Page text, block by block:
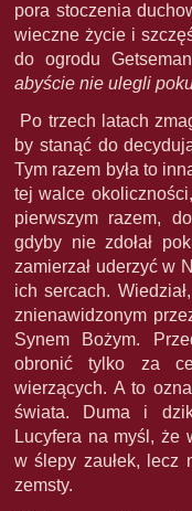
pora stoczenia
wieczne życie i
do ogrodu
abyście nie ulegli
Po trzech latach
by stanąć do
Tym razem była to
tej walce
pierwszym razem,
gdyby nie zdołał
zamierzał uderzyć w
ich sercach.
znienawidzonym
Synem Bożym.
obronić tylko za
wierzących. A to
świata. Duma i
Lucyfera na myśl, że
w ślepy zaułek, lecz
zemsty.